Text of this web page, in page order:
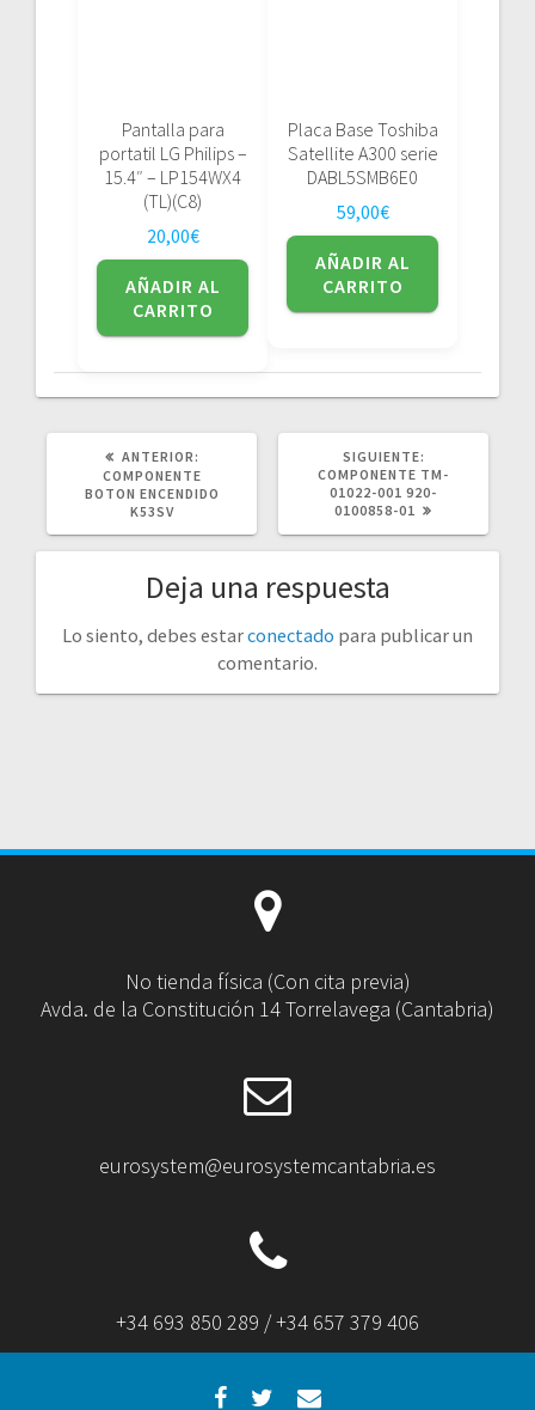
Pantalla para
portatil LG Philips –
15.4″ – LP154WX4
(TL)(C8)
20,00€
AÑADIR AL
CARRITO
Placa Base Toshiba
Satellite A300 serie
DABL5SMB6E0
59,00€
AÑADIR AL
CARRITO
ANTERIOR:
ANTERIOR:
COMPONENTE
BOTON ENCENDIDO
K53SV
SIGUIENTE:
POST:
COMPONENTE TM-
01022-001 920-
0100858-01
Deja una respuesta
Lo siento, debes estarconectado para publicar un
comentario.
No tienda física (Con cita previa)
Avda. de la Constitución 14 Torrelavega (Cantabria)
eurosystem@eurosystemcantabria.es
+34 693 850 289 / +34 657 379 406